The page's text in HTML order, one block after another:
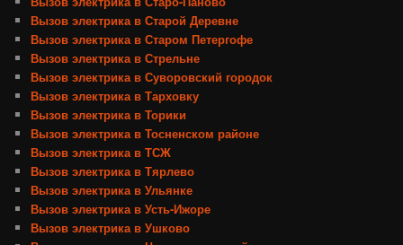
Вызов электрика в Старой Деревне
Вызов электрика в Старом Петергофе
Вызов электрика в Стрельне
Вызов электрика в Суворовский городок
Вызов электрика в Тарховку
Вызов электрика в Торики
Вызов электрика в Тосненском районе
Вызов электрика в ТСЖ
Вызов электрика в Тярлево
Вызов электрика в Ульянке
Вызов электрика в Усть-Ижоре
Вызов электрика в Ушково